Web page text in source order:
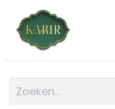
Overslaan naar inhoud